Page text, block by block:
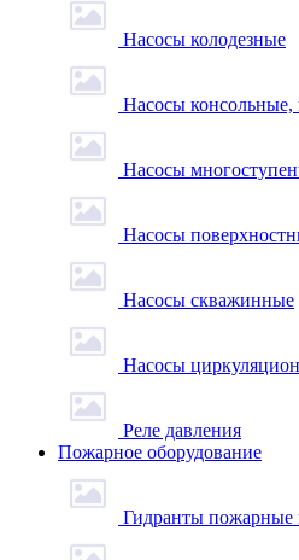
Насосы колодезные
Насосы
Насосы
Насосы
Насосы скважинные
Насосы
Реле давления
Пожарное оборудование
Гидранты пожарные